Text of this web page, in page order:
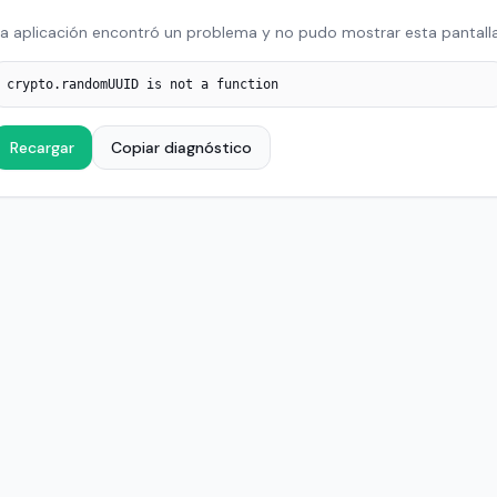
aplicación encontró un problema y no pudo mostrar esta
crypto.randomUUID is not a function
Recargar Copiar diagnóstico